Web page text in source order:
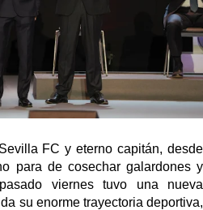
al Bournemouth
el Atleti , el Villareal ya
Getafe mueve ficha... Las
de La Liga
al grupo en la sesión
en el Sevilla FC
FC y eterno capitán, desde
para de cosechar galardones y
viernes tuvo una nueva
su enorme trayectoria deportiva,